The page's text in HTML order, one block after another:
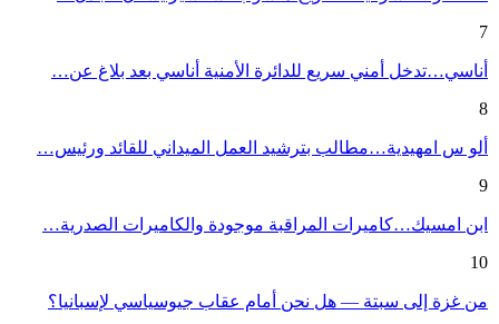
7
أناسي…تدخل أمني سريع للدائرة الأمنية أناسي بعد بلاغ عن…
8
ألو س امهيدية…مطالب بترشيد العمل الميداني للقائد ورئيس…
9
ابن امسيك…كاميرات المراقبة موجودة والكاميرات الصدرية…
10
من غزة إلى سبتة — هل نحن أمام عقاب جيوسياسي لإسبانيا؟